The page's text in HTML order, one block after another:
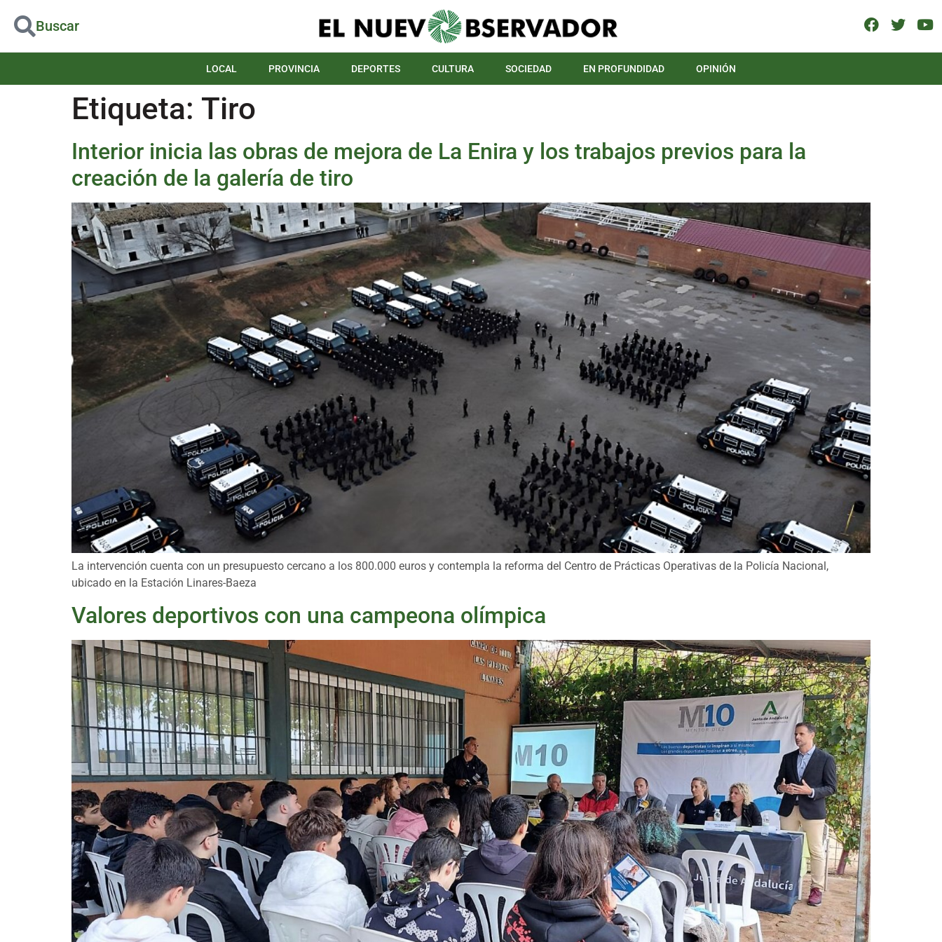
Buscar
LOCAL PROVINCIA DEPORTES CULTURA SOCIEDAD EN PROFUNDIDAD OPINIÓN
Etiqueta: Tiro
Interior inicia las obras de mejora de La Enira y los trabajos previos para la
creación de la galería de tiro
La intervención cuenta con un presupuesto cercano a los 800.000 euros y contempla la reforma del Centro de Prácticas Operativas de la Policía Nacional,
ubicado en la Estación Linares-Baeza
Valores deportivos con una campeona olímpica